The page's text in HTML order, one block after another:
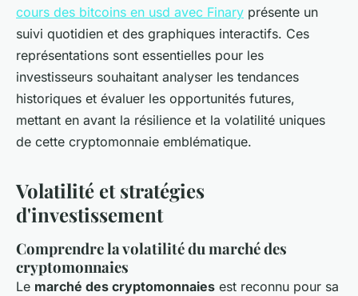
cours des bitcoins en usd avec Finary présente un
suivi quotidien et des graphiques interactifs. Ces
représentations sont essentielles pour les
investisseurs souhaitant analyser les tendances
historiques et évaluer les opportunités futures,
mettant en avant la résilience et la volatilité uniques
de cette cryptomonnaie emblématique.
Volatilité et stratégies
d'investissement
Comprendre la volatilité du marché des
cryptomonnaies
Le marché des cryptomonnaies est reconnu pour sa